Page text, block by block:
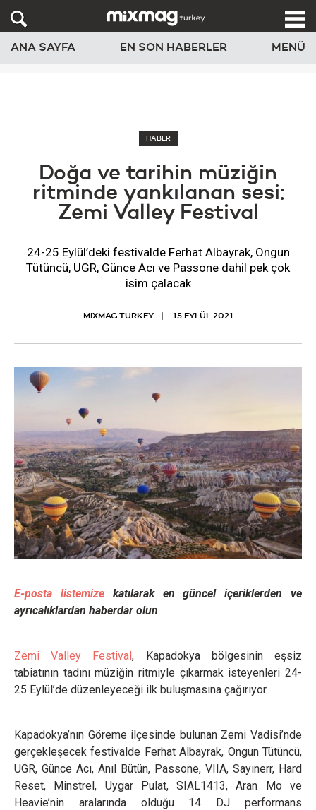
ANA SAYFA EN SON HABERLER MENÜ
HABER
Doğa ve tarihin müziğin
ritminde yankılanan sesi:
Zemi Valley Festival
24-25 Eylül’deki festivalde Ferhat Albayrak, Ongun
Tütüncü, UGR, Günce Acı ve Passone dahil pek çok
isim çalacak
MIXMAG TURKEY 15 EYLÜL 2021
E-posta listemizekatılarak en güncel içeriklerden ve
ayrıcalıklardan haberdar olun.
Zemi Valley Festival, Kapadokya bölgesinin eşsiz
tabiatının tadını müziğin ritmiyle çıkarmak isteyenleri 24-
25 Eylül’de düzenleyeceği ilk buluşmasına çağırıyor.
Kapadokya’nın Göreme ilçesinde bulunan Zemi Vadisi’nde
gerçekleşecek festivalde Ferhat Albayrak, Ongun Tütüncü,
UGR, Günce Acı, Anıl Bütün, Passone, VIIA, Sayınerr, Hard
Reset, Minstrel, Uygar Pulat, SIAL1413, Aran Mo ve
Heavie’nin aralarında olduğu 14 DJ performans